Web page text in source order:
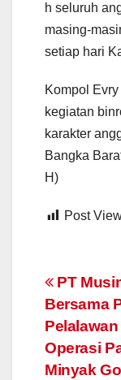
h seluruh
masing-
setiap hari
Kompol
kegiatan
karakter
Bangka
H)
Post
pos
PT
Bersama
Operasi
Minyak